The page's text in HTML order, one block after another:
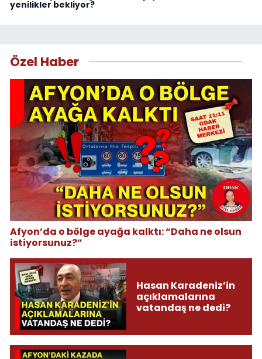
yenilikler bekliyor?
Özel Haber
Afyon’da o bölge ayağa kalktı: “Daha ne olsun
istiyorsunuz?”
Hasan Karadeniz’in
açıklamalarına
vatandaş ne dedi?